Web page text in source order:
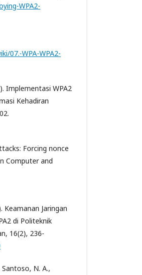
WPA2-
07.-WPA-WPA2-
Implementasi WPA2
Kehadiran
Forcing nonce
Computer and
Keamanan Jaringan
di Politeknik
16(2), 236-
N. A.,